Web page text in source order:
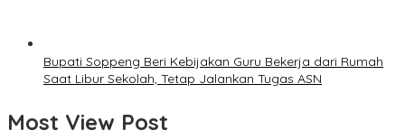
Bupati Soppeng Beri Kebijakan Guru Bekerja dari Rumah
Saat Libur Sekolah, Tetap Jalankan Tugas ASN
Most View Post